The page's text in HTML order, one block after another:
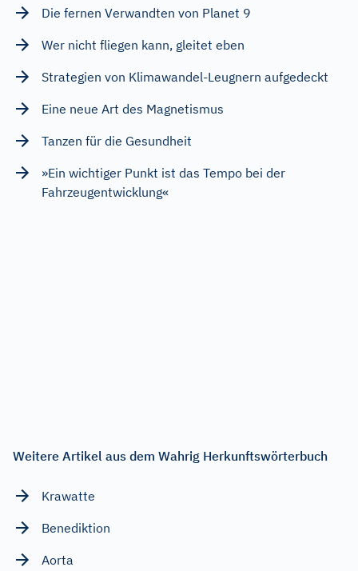
Die fernen Verwandten von Planet 9
Wer nicht fliegen kann, gleitet eben
Strategien von Klimawandel-Leugnern aufgedeckt
Eine neue Art des Magnetismus
Tanzen für die Gesundheit
»Ein wichtiger Punkt ist das Tempo bei der
Fahrzeugentwicklung«
Weitere Artikel aus dem Wahrig Herkunftswörterbuch
Krawatte
Benediktion
Aorta